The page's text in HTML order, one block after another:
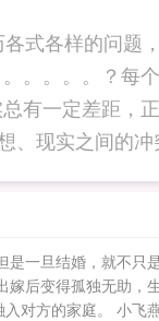
式各样的问题
。。。。？每
有一定差距，
、现实之间的冲
一旦结婚，就不只
后变得孤独无助，
对方的家庭。 小飞